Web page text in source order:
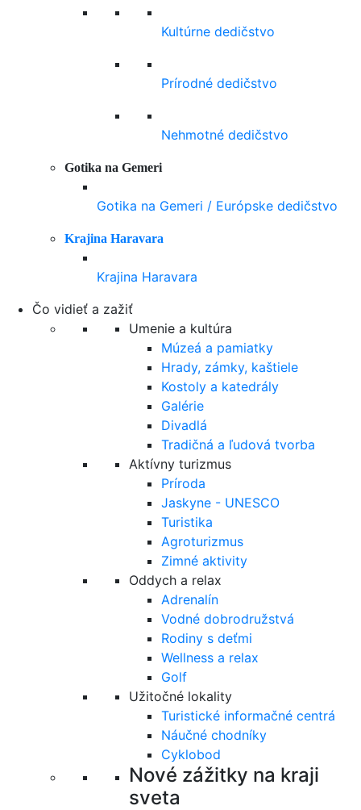
Kultúrne dedičstvo
Prírodné dedičstvo
Nehmotné dedičstvo
Gotika na Gemeri
Gotika na Gemeri / Európske dedičstvo
Krajina Haravara
Krajina Haravara
Čo vidieť a zažiť
Umenie a kultúra
Múzeá a pamiatky
Hrady, zámky, kaštiele
Kostoly a katedrály
Galérie
Divadlá
Tradičná a ľudová tvorba
Aktívny turizmus
Príroda
Jaskyne - UNESCO
Turistika
Agroturizmus
Zimné aktivity
Oddych a relax
Adrenalín
Vodné dobrodružstvá
Rodiny s deťmi
Wellness a relax
Golf
Užitočné lokality
Turistické informačné centrá
Náučné chodníky
Cyklobod
Nové zážitky na kraji
sveta